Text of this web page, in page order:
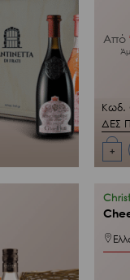
+
Κωδ.
ΔΕΣ
Από